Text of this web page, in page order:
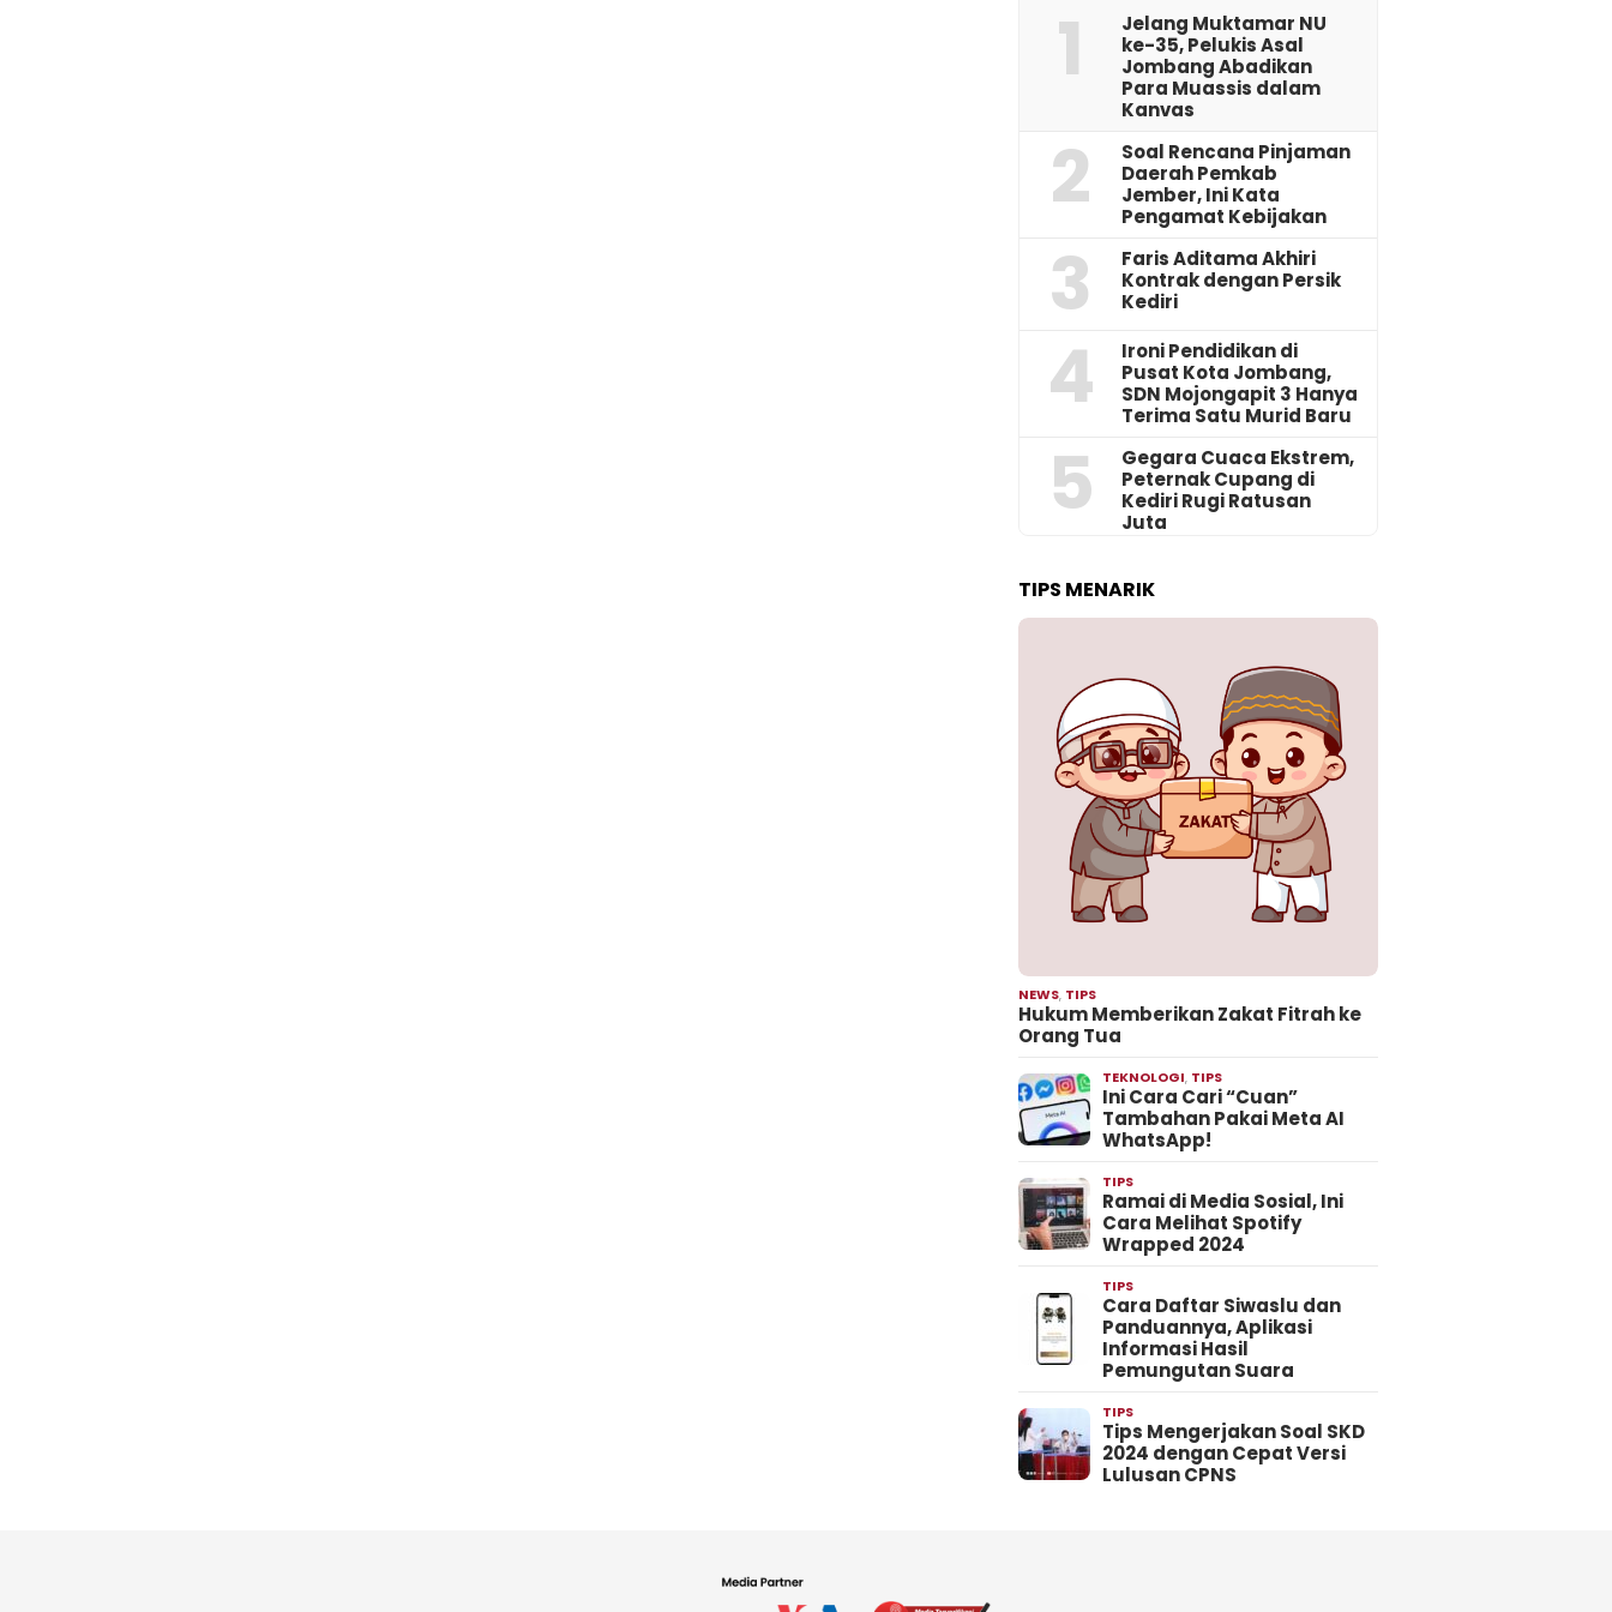
1
Jelang Muktamar NU
ke-35, Pelukis Asal
Jombang Abadikan
Para Muassis dalam
Kanvas
2
‎Soal Rencana Pinjaman
Daerah Pemkab
Jember, Ini Kata
Pengamat Kebijakan ‎
3
Faris Aditama Akhiri
Kontrak dengan Persik
Kediri
4
Ironi Pendidikan di
Pusat Kota Jombang,
SDN Mojongapit 3 Hanya
Terima Satu Murid Baru
5
‎Gegara Cuaca Ekstrem,
Peternak Cupang di
Kediri Rugi Ratusan
Juta
TIPS MENARIK
NEWS, TIPS
Hukum Memberikan Zakat Fitrah ke
Orang Tua
TEKNOLOGI, TIPS
Ini Cara Cari “Cuan”
Tambahan Pakai Meta AI
WhatsApp!
TIPS
Ramai di Media Sosial, Ini
Cara Melihat Spotify
Wrapped 2024
TIPS
Cara Daftar Siwaslu dan
Panduannya, Aplikasi
Informasi Hasil
Pemungutan Suara
TIPS
Tips Mengerjakan Soal SKD
2024 dengan Cepat Versi
Lulusan CPNS